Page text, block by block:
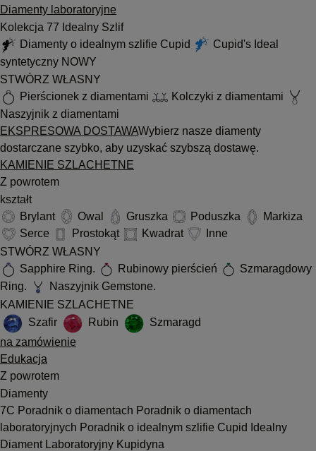
Diamenty laboratoryjne
Kolekcja 77 Idealny Szlif
Diamenty o idealnym szlifie Cupid
Cupid's Ideal
syntetyczny NOWY
STWÓRZ WŁASNY
Pierścionek z diamentami
Kolczyki z diamentami
Naszyjnik z diamentami
EKSPRESOWA DOSTAWAWybierz nasze diamenty
dostarczane szybko, aby uzyskać szybszą dostawę.
KAMIENIE SZLACHETNE
Z powrotem
kształt
Brylant
Owal Gruszka Poduszka
Markiza
Serce
Prostokąt Kwadrat
Inne
STWÓRZ WŁASNY
Sapphire Ring.
Rubinowy pierścień
Szmaragdowy
Ring.
Naszyjnik Gemstone.
KAMIENIE SZLACHETNE
Szafir
Rubin
Szmaragd
na zamówienie
Edukacja
Z powrotem
Diamenty
7C Poradnik o diamentach Poradnik o diamentach
laboratoryjnych Poradnik o idealnym szlifie Cupid Idealny
Diament Laboratoryjny Kupidyna